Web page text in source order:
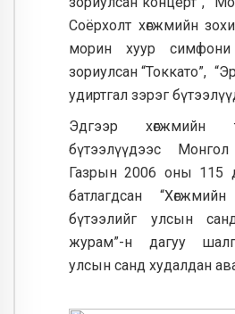
Соёрхолт хөгжмийн
морин хуур симфони
зориулсан“Токкато”, “
удиртгал зэрэг
Эдгээр хөгжмийн
бүтээлүүдээс
Газрын 2006 оны 115
батлагдсан
бүтээлийг улсын
журам”-н дагуу
улсын санд худалдан